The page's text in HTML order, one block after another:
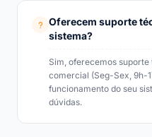
Oferecem suporte
sistema?
Sim, oferecemos
comercial (Seg-Sex, 9h-
funcionamento do seu
dúvidas.